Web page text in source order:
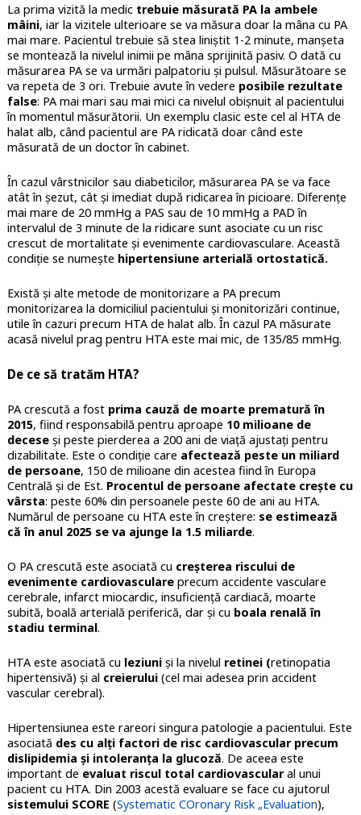
La prima vizită la medic trebuie măsurată PA la ambele
mâini, iar la vizitele ulterioare se va măsura doar la mâna cu PA
mai mare. Pacientul trebuie să stea liniștit 1-2 minute, manșeta
se montează la nivelul inimii pe mâna sprijinită pasiv. O dată cu
măsurarea PA se va urmări palpatoriu și pulsul. Măsurătoare se
va repeta de 3 ori. Trebuie avute în vedere posibile rezultate
false: PA mai mari sau mai mici ca nivelul obișnuit al pacientului
în momentul măsurătorii. Un exemplu clasic este cel al HTA de
halat alb, când pacientul are PA ridicată doar când este
măsurată de un doctor în cabinet.
În cazul vârstnicilor sau diabeticilor, măsurarea PA se va face
atât în șezut, cât și imediat după ridicarea în picioare. Diferențe
mai mare de 20 mmHg a PAS sau de 10 mmHg a PAD în
intervalul de 3 minute de la ridicare sunt asociate cu un risc
crescut de mortalitate și evenimente cardiovasculare. Această
condiție se numește hipertensiune arterială ortostatică.
Există și alte metode de monitorizare a PA precum
monitorizarea la domiciliul pacientului și monitorizări continue,
utile în cazuri precum HTA de halat alb. În cazul PA măsurate
acasă nivelul prag pentru HTA este mai mic, de 135/85 mmHg.
De ce să tratăm HTA?
PA crescută a fost prima cauză de moarte prematură în
2015, fiind responsabilă pentru aproape 10 milioane de
deceseși peste pierderea a 200 ani de viață ajustați pentru
dizabilitate. Este o condiție care afectează peste un miliard
de persoane, 150 de milioane din acestea fiind în Europa
Centrală și de Est. Procentul de persoane afectate crește cu
vârsta: peste 60% din persoanele peste 60 de ani au HTA.
Numărul de persoane cu HTA este în creștere: se estimează
că în anul 2025 se va ajunge la 1.5 miliarde.
O PA crescută este asociată cu creșterea riscului de
evenimente cardiovasculareprecum accidente vasculare
cerebrale, infarct miocardic, insuficiență cardiacă, moarte
subită, boală arterială periferică, dar și cu boala renală în
stadiu terminal.
HTA este asociată cu leziuniși la nivelul retinei (retinopatia
hipertensivă) și al creierului(cel mai adesea prin accident
vascular cerebral).
Hipertensiunea este rareori singura patologie a pacientului. Este
asociată des cu alți factori de risc cardiovascular precum
dislipidemia și intoleranța la glucoză. De aceea este
important de evaluat riscul total cardiovascularal unui
pacient cu HTA. Din 2003 acestă evaluare se face cu ajutorul
sistemului SCORE (Systematic COronary Risk „Evaluation),